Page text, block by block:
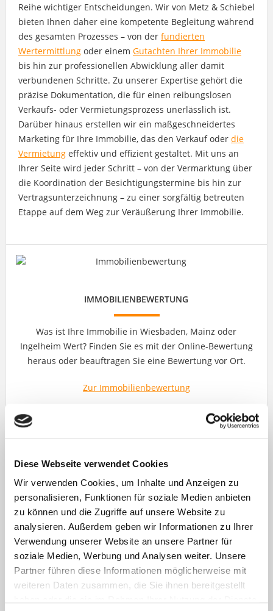
Diese Webseite verwendet Cookies
Wir verwenden Cookies, um Inhalte und Anzeigen zu
personalisieren, Funktionen für soziale Medien anbieten
zu können und die Zugriffe auf unsere Website zu
analysieren. Außerdem geben wir Informationen zu Ihrer
Verwendung unserer Website an unsere Partner für
soziale Medien, Werbung und Analysen weiter. Unsere
Partner führen diese Informationen möglicherweise mit
weiteren Daten zusammen, die Sie ihnen bereitgestellt
Reihe wichtiger Entscheidungen. Wir von Metz & Schiebel
bieten Ihnen daher eine kompetente Begleitung während
des gesamten Prozesses – von der fundierten
Wertermittlungoder einem Gutachten Ihrer Immobilie
bis hin zur professionellen Abwicklung aller damit
verbundenen Schritte. Zu unserer Expertise gehört die
präzise Dokumentation, die für einen reibungslosen
Verkaufs- oder Vermietungsprozess unerlässlich ist.
Darüber hinaus erstellen wir ein maßgeschneidertes
Marketing für Ihre Immobilie, das den Verkauf oder die
Vermietungeffektiv und effizient gestaltet. Mit uns an
Ihrer Seite wird jeder Schritt – von der Vermarktung über
die Koordination der Besichtigungstermine bis hin zur
Vertragsunterzeichnung – zu einer sorgfältig betreuten
Etappe auf dem Weg zur Veräußerung Ihrer Immobilie.
IMMOBILIENBEWERTUNG
Was ist Ihre Immobilie in Wiesbaden, Mainz oder
Ingelheim Wert? Finden Sie es mit der Online-Bewertung
heraus oder beauftragen Sie eine Bewertung vor Ort.
Zur Immobilienbewertung
VERKAUFSKONZEPT
Die passende Strategie und das richtige Marketing für Ihre
Immobilie: Das Verkaufskonzept von Metz & Schiebel im
Schnellüberblick.
Zum Verkaufskonzept